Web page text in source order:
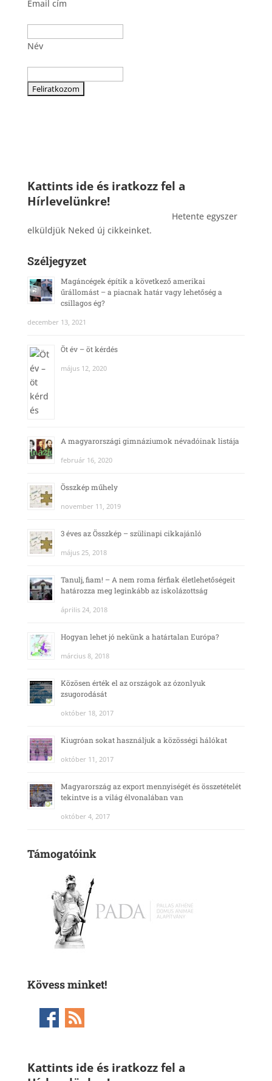
Email cím
Név
Kattints ide és iratkozz fel a
Hírlevelünkre!
Hetente egyszer
elküldjük Neked új cikkeinket.
Széljegyzet
Magáncégek építik a következő amerikai
űrállomást – a piacnak határ vagy lehetőség a
csillagos ég?
december 13, 2021
Öt év – öt kérdés
május 12, 2020
A magyarországi gimnáziumok névadóinak listája
február 16, 2020
Összkép műhely
november 11, 2019
3 éves az Összkép – szülinapi cikkajánló
május 25, 2018
Tanulj, fiam! – A nem roma férfiak életlehetőségeit
határozza meg leginkább az iskolázottság
április 24, 2018
Hogyan lehet jó nekünk a határtalan Európa?
március 8, 2018
Közösen érték el az országok az ózonlyuk
zsugorodását
október 18, 2017
Kiugróan sokat használjuk a közösségi hálókat
október 11, 2017
Magyarország az export mennyiségét és összetételét
tekintve is a világ élvonalában van
október 4, 2017
Támogatóink
Kövess minket!
Kattints ide és iratkozz fel a